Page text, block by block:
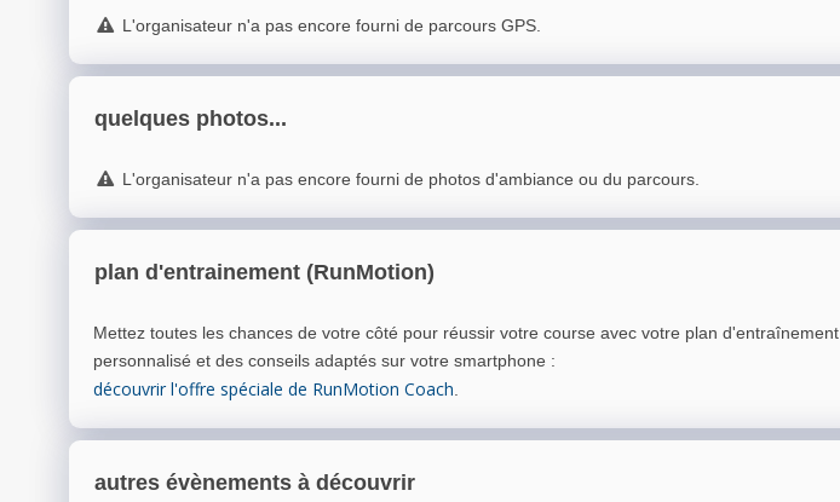
L'organisateur n'a pas encore fourni de parcours GPS.
quelques photos...
L'organisateur n'a pas encore fourni de photos d'ambiance ou du parcours.
plan d'entrainement (RunMotion)
Mettez toutes les chances de votre côté pour réussir votre course avec votre plan d'entraînement
personnalisé et des conseils adaptés sur votre smartphone :
découvrir l'offre spéciale de RunMotion Coach.
autres évènements à découvrir